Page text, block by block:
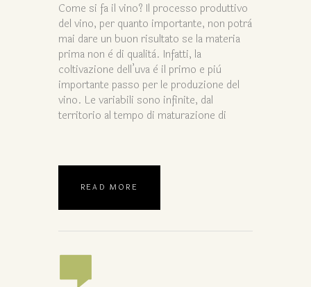
Come si fa il vino? Il processo produttivo
del vino, per quanto importante, non potrà
mai dare un buon risultato se la materia
prima non è di qualità. Infatti, la
coltivazione dell’uva è il primo e più
importante passo per le produzione del
vino. Le variabili sono infinite, dal
territorio al tempo di maturazione di
READ MORE